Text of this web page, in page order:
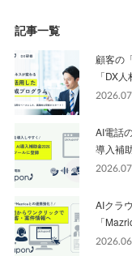
記事一覧
顧客の
「DX
AI電話
導入補
AIクラ
「